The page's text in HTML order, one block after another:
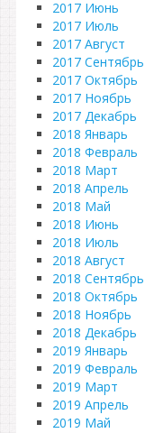
2017 Июнь
2017 Июль
2017 Август
2017 Сентябрь
2017 Октябрь
2017 Ноябрь
2017 Декабрь
2018 Январь
2018 Февраль
2018 Март
2018 Апрель
2018 Май
2018 Июнь
2018 Июль
2018 Август
2018 Сентябрь
2018 Октябрь
2018 Ноябрь
2018 Декабрь
2019 Январь
2019 Февраль
2019 Март
2019 Апрель
2019 Май